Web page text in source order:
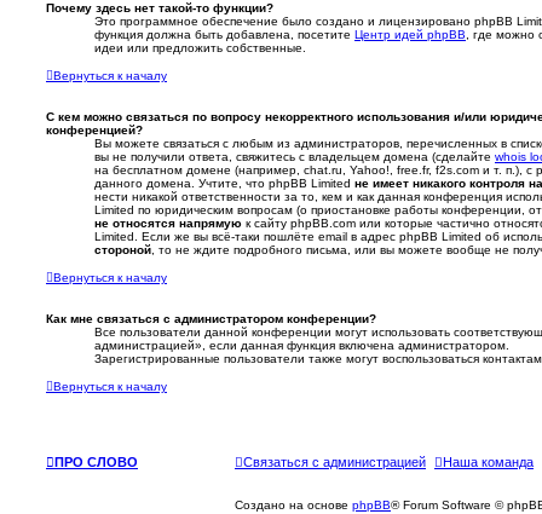
Почему здесь нет такой-то функции?
Это программное обеспечение было создано и лицензировано phpBB
функция должна быть добавлена, посетите Центр идей phpBB , где можно
идеи или предложить собственные.
Вернуться к началу
С кем можно связаться по вопросу некорректного использования и/или
конференцией?
Вы можете связаться с любым из администраторов, перечисленных в
вы не получили ответа, свяжитесь с владельцем домена (сделайте whois
на бесплатном домене (например, chat.ru, Yahoo!, free.fr, f2s.com и т. п.), с
данного домена. Учтите, что phpBB Limited не имеет никакого контроля
нести никакой ответственности за то, кем и как данная конференция
Limited по юридическим вопросам (о приостановке работы конференции,
не относятся напрямую к сайту phpBB.com или которые частично
Limited. Если же вы всё-таки пошлёте email в адрес phpBB Limited об
стороной , то не ждите подробного письма, или вы можете вообще не
Вернуться к началу
Как мне связаться с администратором конференции?
Все пользователи данной конференции могут использовать
администрацией», если данная функция включена администратором.
Зарегистрированные пользователи также могут воспользоваться
Вернуться к началу
ПРО СЛОВО Наша команда
Связаться с администрацией
Создано на основе phpBB® Forum Software ©